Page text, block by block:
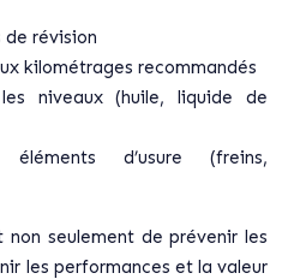
de révision
kilométrages recommandés
niveaux (huile, liquide de
d’usure (freins,
seulement de prévenir les
les performances et la valeur